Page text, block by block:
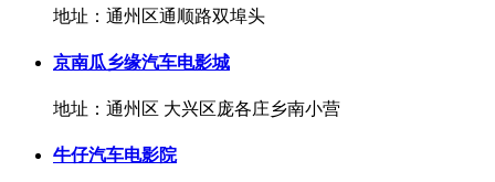
地址：通州区通顺路双埠头
京南瓜乡缘汽车电影城
地址：通州区 大兴区庞各庄乡南小营
牛仔汽车电影院